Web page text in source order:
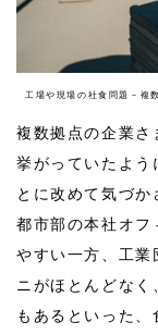
工場や現場の社食問題－複
複数拠点の企業さ
挙がっていたよう
とに改めて気づか
都市部の本社オフ
やすい一方、工業
ニがほとんどなく
もあるといった